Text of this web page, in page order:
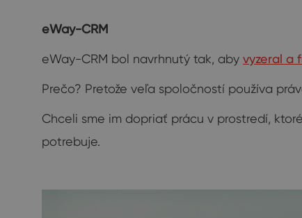
eWay-CRM
eWay-CRM bol navrhnutý tak, aby vyzeral a
Prečo? Pretože veľa spoločností používa
Chceli sme im dopriať prácu v prostredí,
potrebuje.